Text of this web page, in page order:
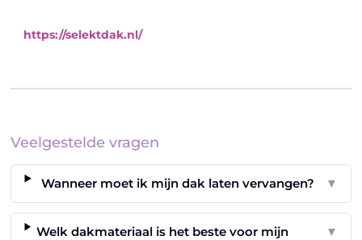
https://selektdak.nl/
Veelgestelde vragen
Wanneer moet ik mijn dak laten vervangen? ▼
Welk dakmateriaal is het beste voor mijn
▼